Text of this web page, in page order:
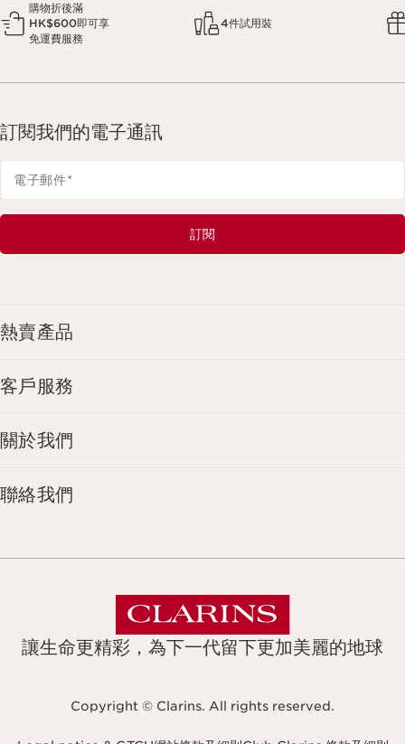
購物折後滿
HK$600即可享
免運費服務
4件試用裝
訂閱我們的電子通訊
電子郵件*
訂閱
熱賣產品
客戶服務
關於我們
聯絡我們
讓生命更精彩，為下一代留下更加美麗的地球
Copyright © Clarins. All rights reserved.